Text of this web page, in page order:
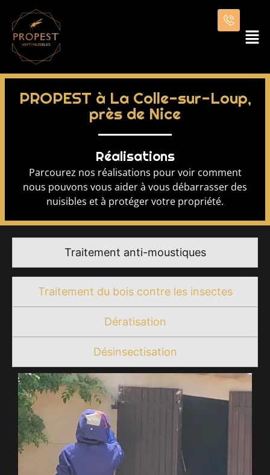
PROPEST à La Colle-sur-Loup,
près de Nice
Réalisations
Parcourez nos réalisations pour voir comment
nous pouvons vous aider à vous débarrasser des
nuisibles et à protéger votre propriété.
Traitement anti-moustiques
Traitement du bois contre les insectes
Dératisation
Désinsectisation